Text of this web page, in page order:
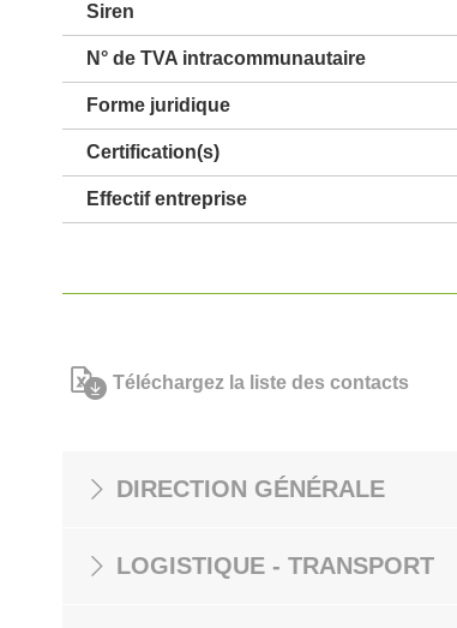
Siren
N° de TVA intracommunautaire
Forme juridique
Certification(s)
Effectif entreprise
Téléchargez la liste des contacts
DIRECTION GÉNÉRALE
LOGISTIQUE - TRANSPORT